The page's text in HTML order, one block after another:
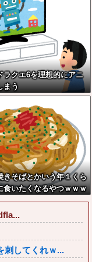
ラクエ6を理想的にアニ
まう
きそばとかいう年１くら
食いたくなるやつｗｗｗ
刺してくれｗ...